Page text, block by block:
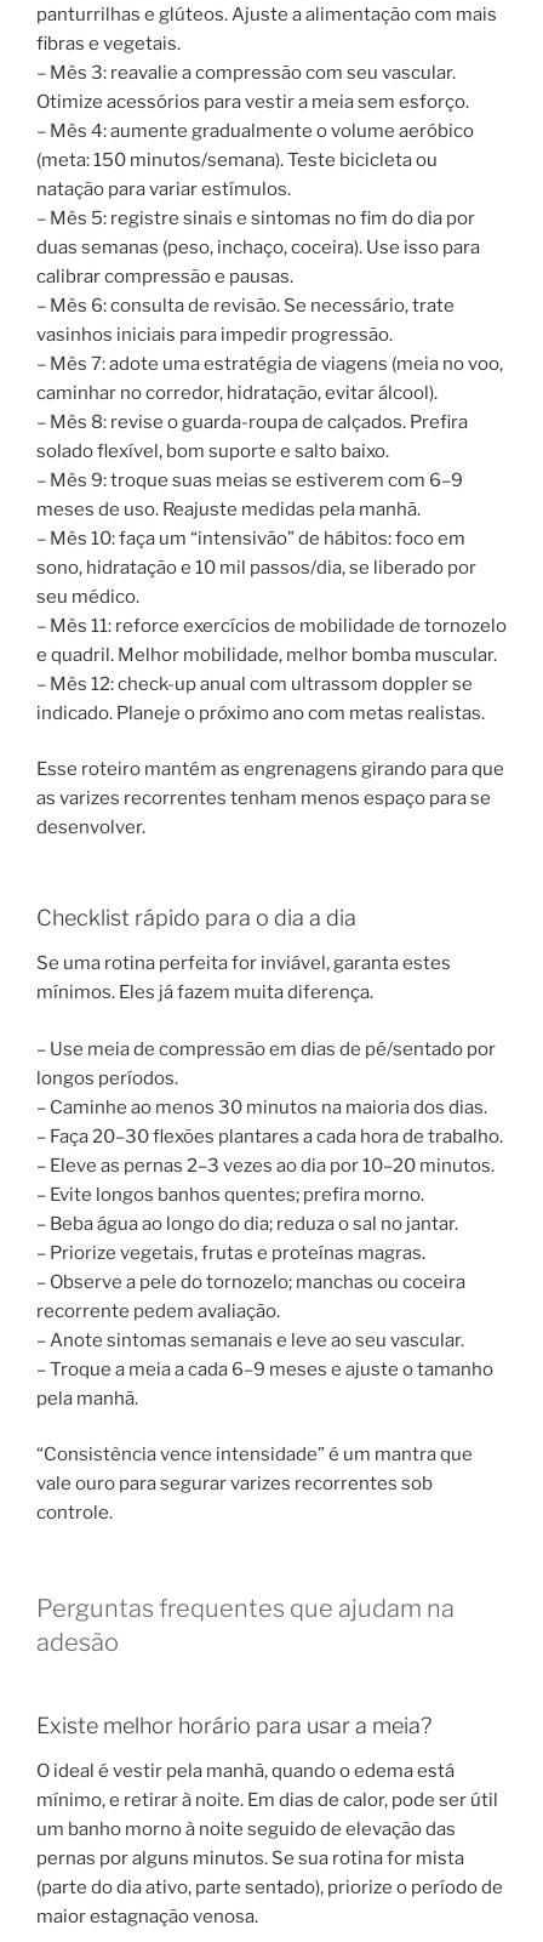
panturrilhas e glúteos. Ajuste a alimentação com mais
fibras e vegetais.
– Mês 3: reavalie a compressão com seu vascular.
Otimize acessórios para vestir a meia sem esforço.
– Mês 4: aumente gradualmente o volume aeróbico
(meta: 150 minutos/semana). Teste bicicleta ou
natação para variar estímulos.
– Mês 5: registre sinais e sintomas no fim do dia por
duas semanas (peso, inchaço, coceira). Use isso para
calibrar compressão e pausas.
– Mês 6: consulta de revisão. Se necessário, trate
vasinhos iniciais para impedir progressão.
– Mês 7: adote uma estratégia de viagens (meia no voo,
caminhar no corredor, hidratação, evitar álcool).
– Mês 8: revise o guarda-roupa de calçados. Prefira
solado flexível, bom suporte e salto baixo.
– Mês 9: troque suas meias se estiverem com 6–9
meses de uso. Reajuste medidas pela manhã.
– Mês 10: faça um “intensivão” de hábitos: foco em
sono, hidratação e 10 mil passos/dia, se liberado por
seu médico.
– Mês 11: reforce exercícios de mobilidade de tornozelo
e quadril. Melhor mobilidade, melhor bomba muscular.
– Mês 12: check-up anual com ultrassom doppler se
indicado. Planeje o próximo ano com metas realistas.
Esse roteiro mantém as engrenagens girando para que
as varizes recorrentes tenham menos espaço para se
desenvolver.
Checklist rápido para o dia a dia
Se uma rotina perfeita for inviável, garanta estes
mínimos. Eles já fazem muita diferença.
– Use meia de compressão em dias de pé/sentado por
longos períodos.
– Caminhe ao menos 30 minutos na maioria dos dias.
– Faça 20–30 flexões plantares a cada hora de trabalho.
– Eleve as pernas 2–3 vezes ao dia por 10–20 minutos.
– Evite longos banhos quentes; prefira morno.
– Beba água ao longo do dia; reduza o sal no jantar.
– Priorize vegetais, frutas e proteínas magras.
– Observe a pele do tornozelo; manchas ou coceira
recorrente pedem avaliação.
– Anote sintomas semanais e leve ao seu vascular.
– Troque a meia a cada 6–9 meses e ajuste o tamanho
pela manhã.
“Consistência vence intensidade” é um mantra que
vale ouro para segurar varizes recorrentes sob
controle.
Perguntas frequentes que ajudam na
adesão
Existe melhor horário para usar a meia?
O ideal é vestir pela manhã, quando o edema está
mínimo, e retirar à noite. Em dias de calor, pode ser útil
um banho morno à noite seguido de elevação das
pernas por alguns minutos. Se sua rotina for mista
(parte do dia ativo, parte sentado), priorize o período de
maior estagnação venosa.